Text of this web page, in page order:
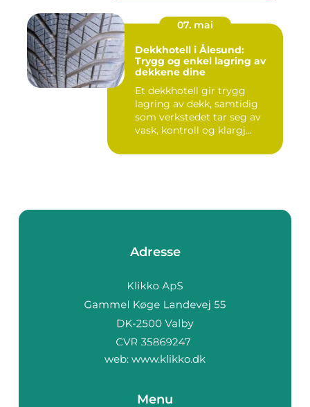
07. mai
Dekkhotell i Ålesund:
Trygg og enkel lagring av
dekkene dine
Et dekkhotell gir trygg
lagring av dekk, samtidig
som verkstedet tar seg av
vask, kontroll og klargj...
Adresse
web: www.klikko.dk
Menu